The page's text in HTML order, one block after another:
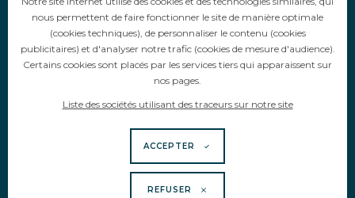
FR
EN
nous permettent de faire fonctionner le site de manière optimale
(cookies techniques), de personnaliser le contenu (cookies
publicitaires) et d'analyser notre trafic (cookies de mesure d'audience).
Certains cookies sont placés par les services tiers qui apparaissent sur
nos pages.
Liste des sociétés utilisant des traceurs sur notre site
ACCEPTER
REFUSER